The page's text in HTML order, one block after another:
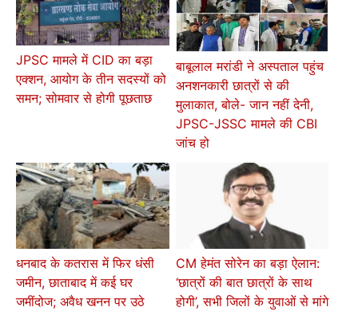
JPSC मामले में CID का बड़ा
एक्शन, आयोग के तीन सदस्यों को
समन; सोमवार से होगी पूछताछ
बाबूलाल मरांडी ने अस्पताल पहुंच
अनशनकारी छात्रों से की
मुलाकात, बोले- जान नहीं देनी,
JPSC-JSSC मामले की CBI
जांच हो
धनबाद के कतरास में फिर धंसी
जमीन, छाताबाद में कई घर
जमींदोज; अवैध खनन पर उठे
CM हेमंत सोरेन का बड़ा ऐलान:
‘छात्रों की बात छात्रों के साथ
होगी’, सभी जिलों के युवाओं से मांगे